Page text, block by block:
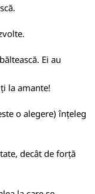
Ei au
la amante!
o alegere) înțeleg
decât de forță